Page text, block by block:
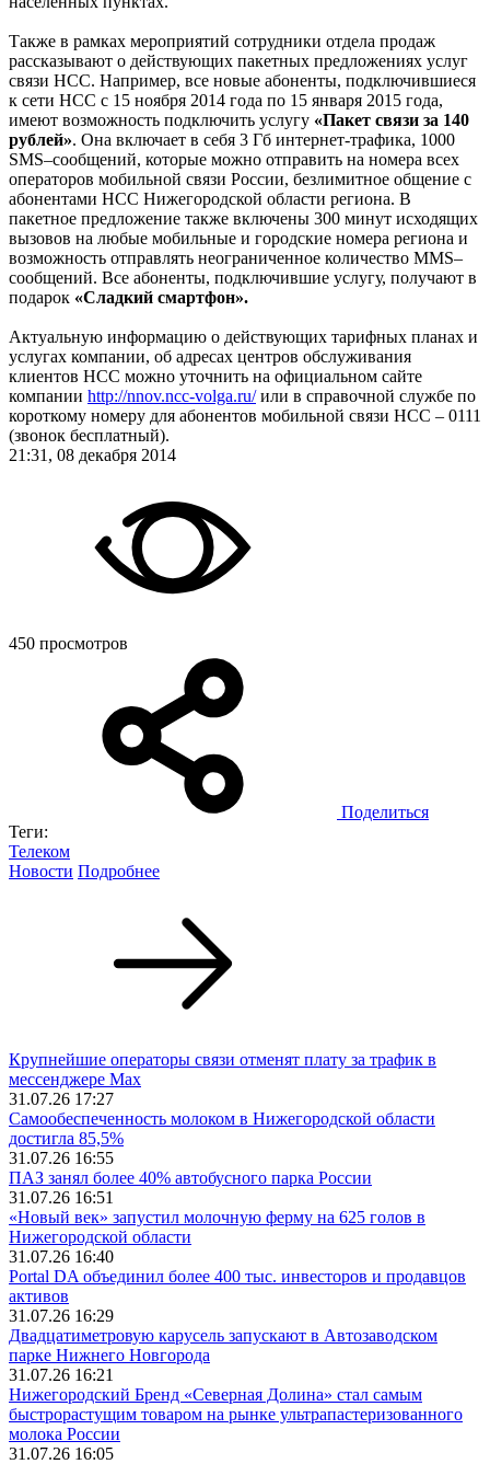
Также в рамках мероприятий сотрудники отдела продаж
рассказывают о действующих пакетных предложениях услуг
связи НСС. Например, все новые абоненты, подключившиеся
к сети НСС с 15 ноября 2014 года по 15 января 2015 года,
имеют возможность подключить услугу «Пакет связи за 140
рублей». Она включает в себя 3 Гб интернет-трафика, 1000
SMS–сообщений, которые можно отправить на номера всех
операторов мобильной связи России, безлимитное общение с
абонентами НСС Нижегородской области региона. В
пакетное предложение также включены 300 минут исходящих
вызовов на любые мобильные и городские номера региона и
возможность отправлять неограниченное количество MMS–
сообщений. Все абоненты, подключившие услугу, получают в
подарок «Сладкий смартфон».
Актуальную информацию о действующих тарифных планах и
услугах компании, об адресах центров обслуживания
клиентов НСС можно уточнить на официальном сайте
компании http://nnov.ncc-volga.ru/или в справочной службе по
короткому номеру для абонентов мобильной связи НСС – 0111
(звонок бесплатный).
21:31, 08 декабря 2014
450 просмотров
Поделиться
Теги:
Телеком
Новости Подробнее
Крупнейшие операторы связи отменят плату за трафик в
мессенджере Max
31.07.26 17:27
Самообеспеченность молоком в Нижегородской области
достигла 85,5%
31.07.26 16:55
ПАЗ занял более 40% автобусного парка России
31.07.26 16:51
«Новый век» запустил молочную ферму на 625 голов в
Нижегородской области
31.07.26 16:40
Portal DA объединил более 400 тыс. инвесторов и продавцов
активов
31.07.26 16:29
Двадцатиметровую карусель запускают в Автозаводском
парке Нижнего Новгорода
31.07.26 16:21
Нижегородский Бренд «Северная Долина» стал самым
быстрорастущим товаром на рынке ультрапастеризованного
молока России
31.07.26 16:05